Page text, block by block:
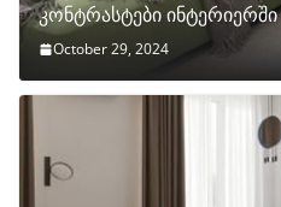
კონტრასტები ინტერიერში
October 29, 2024